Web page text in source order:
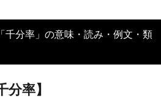
千分率」の意味・読み・例文・類
率】